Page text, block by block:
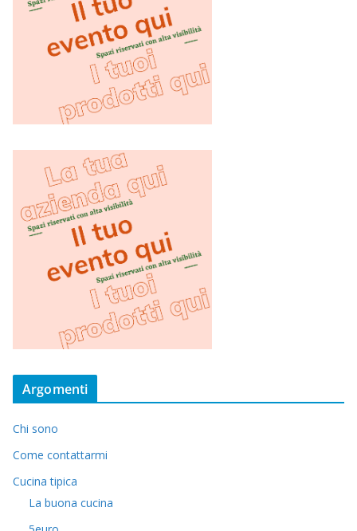
Argomenti
Chi sono
Come contattarmi
Cucina tipica
La buona cucina